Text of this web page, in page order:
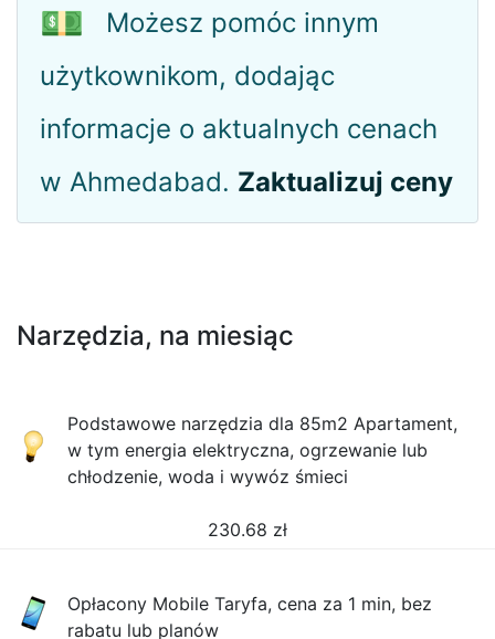
💵
Możesz pomóc innym
użytkownikom, dodając
informacje o aktualnych cenach
w Ahmedabad. Zaktualizuj ceny
Narzędzia, na miesiąc
Podstawowe narzędzia dla 85m2 Apartament,
w tym energia elektryczna, ogrzewanie lub
chłodzenie, woda i wywóz śmieci
230.68 zł
Opłacony Mobile Taryfa, cena za 1 min, bez
rabatu lub planów